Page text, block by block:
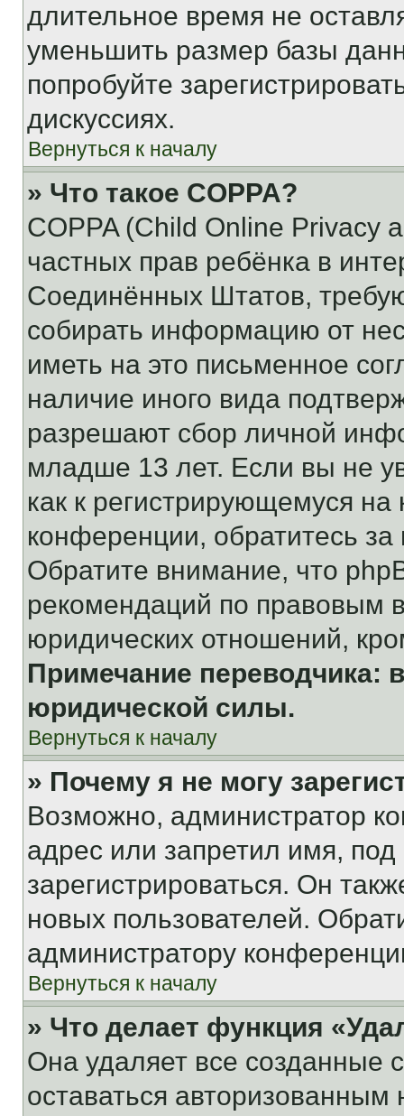
длительное время не
уменьшить размер базы
попробуйте
дискуссиях.
Вернуться к началу
» Что такое COPPA?
COPPA (Child Online Privacy
частных прав ребёнка в
Соединённых Штатов,
собирать информацию от
иметь на это письменное
наличие иного вида
разрешают сбор личной
младше 13 лет. Если вы не
как к регистрирующемуся
конференции, обратитесь
Обратите внимание, что
рекомендаций по правовым
юридических отношений,
Примечание переводчика:
юридической силы.
Вернуться к началу
» Почему я не могу
Возможно, администратор
адрес или запретил имя,
зарегистрироваться. Он
новых пользователей.
администратору
Вернуться к началу
» Что делает функция
Она удаляет все созданные
оставаться